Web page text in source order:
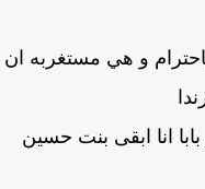
و هي مستغربه ان
انا ابقى بنت حسين